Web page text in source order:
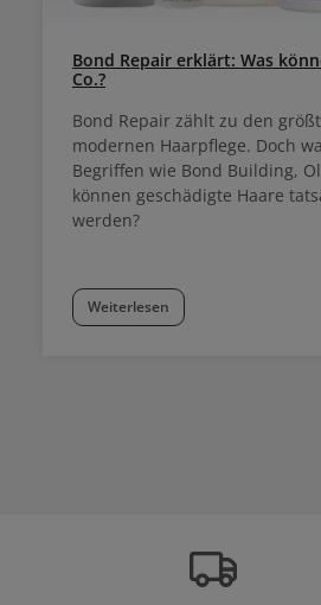
Bond Repair erklärt: Was
Co.?
Bond Repair zählt zu den
modernen Haarpflege. Doch
Begriffen wie Bond Building,
können geschädigte Haare
werden?
Weiterlesen